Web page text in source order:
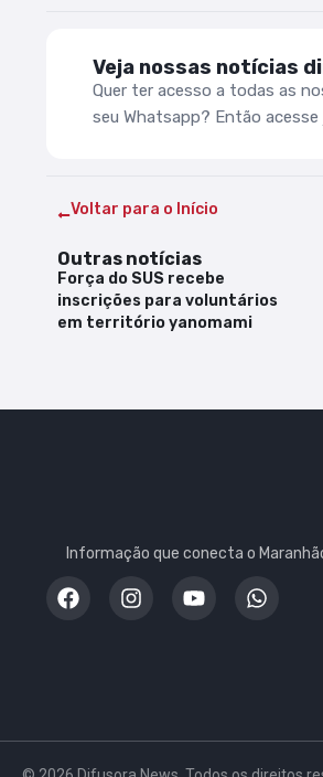
Veja nossas notícias
Quer ter acesso a todas as
seu Whatsapp? Então
Voltar para o Início
Outras notícias
Força do SUS recebe
inscrições para voluntários
em território yanomami
Informação que conecta o